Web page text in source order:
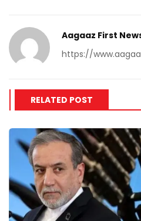
Aagaaz First
https://
RELATED POST